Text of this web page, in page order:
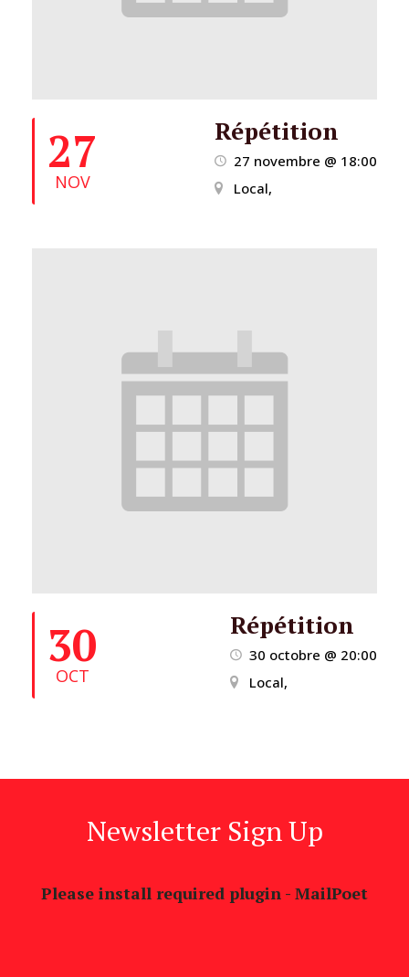
27
NOV
Répétition
27 novembre @ 18:00
Local,
30
OCT
Répétition
30 octobre @ 20:00
Local,
Newsletter Sign Up
Please install required plugin - MailPoet